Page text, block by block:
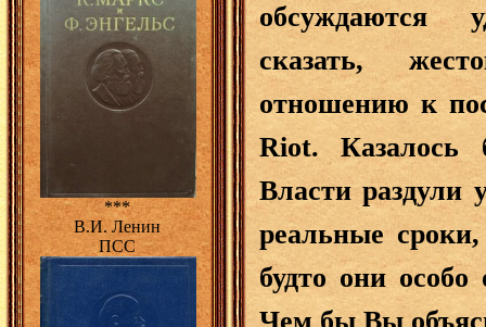
***
В.И. Ленин
ПСС
обсуждаются
сказать,
отношению к
Riot. Казалось
Власти раздули
реальные
будто они